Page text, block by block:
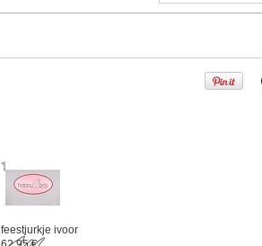
feestjurkje ivoor